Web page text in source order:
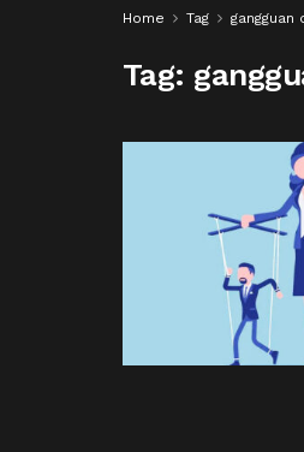
Home Tag gangguan
Tag: